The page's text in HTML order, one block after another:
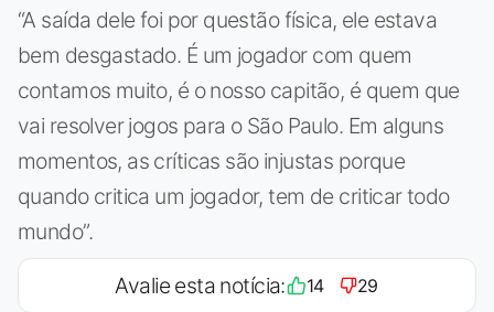
“A saída dele foi por questão física, ele estava
bem desgastado. É um jogador com quem
contamos muito, é o nosso capitão, é quem que
vai resolver jogos para o São Paulo. Em alguns
momentos, as críticas são injustas porque
quando critica um jogador, tem de criticar todo
mundo”.
Avalie esta notícia: 14 29